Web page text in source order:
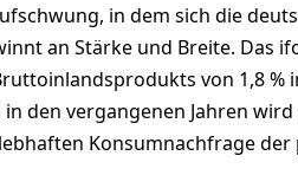
in dem sich die
an Stärke und Breite. Das
von 1,8 %
in den vergangenen Jahren
Konsumnachfrage